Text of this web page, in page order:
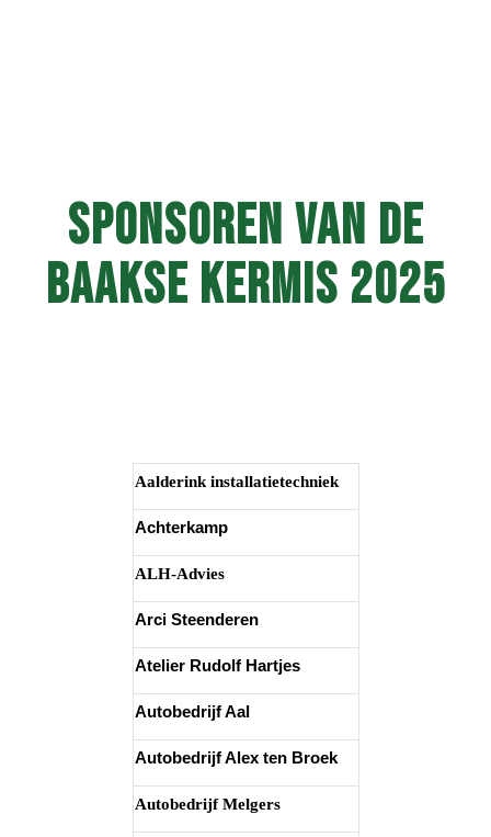
Sponsoren van de
baakse kermis 2025
Aalderink installatietechniek
Achterkamp
ALH-Advies
Arci Steenderen
Atelier Rudolf Hartjes
Autobedrijf Aal
Autobedrijf Alex ten Broek
Autobedrijf Melgers